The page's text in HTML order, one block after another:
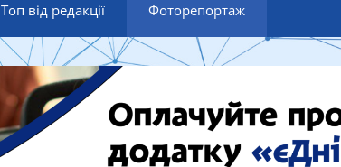
Топ від редакції Фоторепортаж